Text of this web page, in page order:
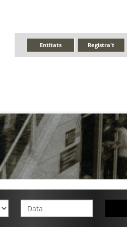
Registra't
Entitats